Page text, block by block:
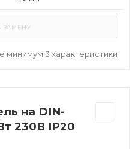
минимум 3 характеристики
на DIN-
230В IP20